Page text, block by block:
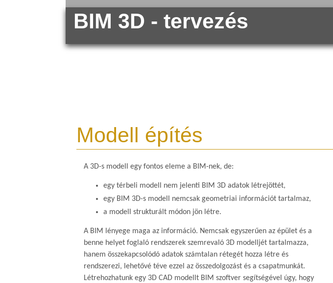
BIM 3D - tervezés
Modell építés
A 3D-s modell egy fontos eleme a BIM-nek, de:
egy térbeli modell nem jelenti BIM 3D adatok létrejöttét,
egy BIM 3D-s modell nemcsak geometriai információt tartalmaz,
a modell strukturált módon jön létre.
A BIM lényege maga az információ. Nemcsak egyszerűen az épület és a
benne helyet foglaló rendszerek szemrevaló 3D modelljét tartalmazza,
hanem összekapcsolódó adatok számtalan rétegét hozza létre és
rendszerezi, lehetővé téve ezzel az összedolgozást és a csapatmunkát.
Létrehozhatunk egy 3D CAD modellt BIM szoftver segítségével úgy, hogy